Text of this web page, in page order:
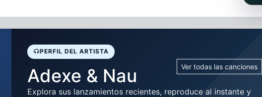
PERFIL DEL ARTISTA
Adexe & Nau Ver todas las canciones
Explora sus lanzamientos recientes, reproduce al instante y